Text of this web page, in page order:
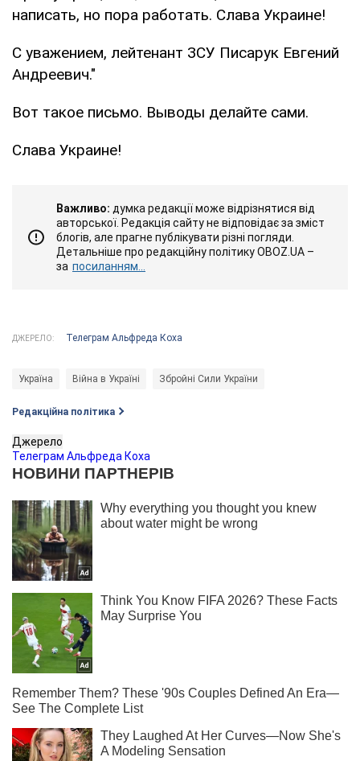
написать, но пора работать. Слава Украине!
С уважением, лейтенант ЗСУ Писарук Евгений
Андреевич."
Вот такое письмо. Выводы делайте сами.
Слава Украине!
Важливо: думка редакції може відрізнятися від
авторської. Редакція сайту не відповідає за зміст
блогів, але прагне публікувати різні погляди.
Детальніше про редакційну політику OBOZ.UA –
за посиланням...
ДЖЕРЕЛО: Телеграм Альфреда Коха
Україна Війна в Україні Збройні Сили України
Редакційна політика
Джерело
Телеграм Альфреда Коха